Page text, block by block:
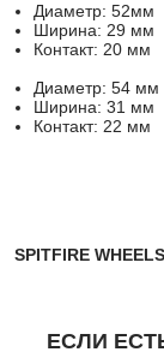
Диаметр: 52мм
Ширина: 29 мм
Контакт: 20 мм
Диаметр: 54 мм
Ширина: 31 мм
Контакт: 22 мм
SPITFIRE WHEELS
ЕСЛИ